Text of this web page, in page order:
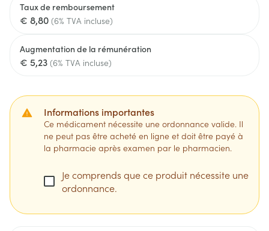
Taux de remboursement
€ 8,80 (6% TVA incluse)
Augmentation de la rémunération
€ 5,23 (6% TVA incluse)
Informations importantes
Ce médicament nécessite une ordonnance valide. Il
ne peut pas être acheté en ligne et doit être payé à
la pharmacie après examen par le pharmacien.
Je comprends que ce produit nécessite une
ordonnance.